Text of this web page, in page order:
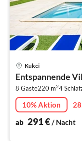
Kukci
Entspannende
8 Gäste220 m24
10% Aktion
ab 291€/ Nacht